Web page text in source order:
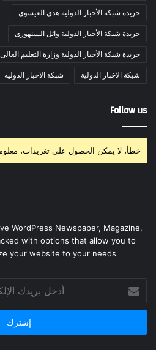
جريدة شبكة الأخبار الدولية هدي العيسوي
جريدة شبكة الأخبار الدولية وائل السنهورى
جريدة شبكة الأخبار الدولية وزارة التعليم
شبكة الاخبار الدولية شبكة الاخبار الدوليه
Follow us
خطأ، لا يمكن الحصول على تغريدات،
WordPress Newspaper, Magazine,
with options that allow you to
your website to your needs.
بريدك
الإلكتروني